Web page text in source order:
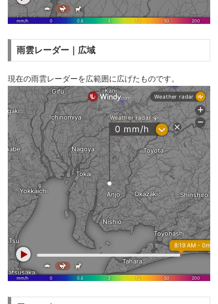
雨雲レーダー｜広域
現在の雨雲レーダーを広範囲に広げたものです。